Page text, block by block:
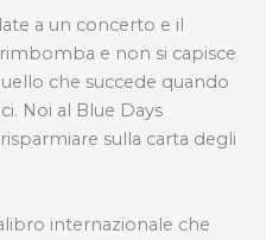
a un concerto e il
e non si capisce
che succede quando
Noi al Blue Days
sulla carta degli
internazionale che